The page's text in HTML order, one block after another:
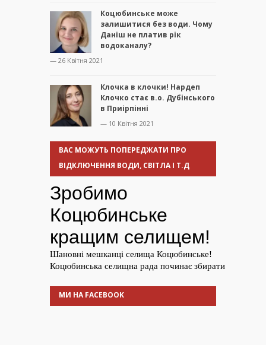
Коцюбинське може
залишитися без води. Чому
Даніш не платив рік
водоканалу?
— 26 Квітня 2021
Клочка в клочки! Нардеп
Клочко стає в.о. Дубінського
в Приірпінні
— 10 Квітня 2021
ВАС МОЖУТЬ ПОПЕРЕДЖАТИ ПРО
ВІДКЛЮЧЕННЯ ВОДИ, СВІТЛА І Т.Д
МИ НА FACEBOOK